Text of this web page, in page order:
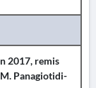
2017, remis
Panagiotidi-